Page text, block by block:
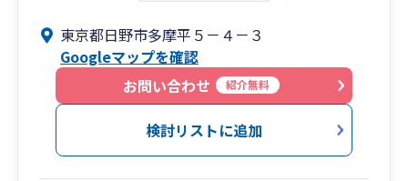
東京都日野市多摩平５－４－３
Googleマップを確認
お問い合わせ
紹介無料
検討リストに追加